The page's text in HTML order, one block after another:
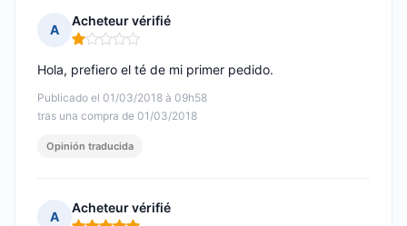
A
Acheteur vérifié
Nota: 1 de 5
Publicado el 01/03/2018 à 09h58
tras una compra de 01/03/2018
Hola, prefiero el té de mi primer pedido.
Opinión traducida
A
Acheteur vérifié